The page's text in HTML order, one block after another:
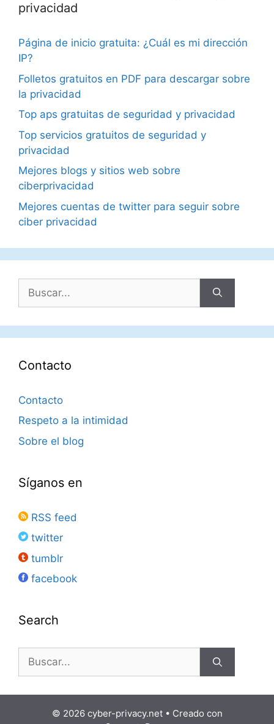
privacidad
Página de inicio gratuita: ¿Cuál es mi dirección
IP?
Folletos gratuitos en PDF para descargar sobre
la privacidad
Top aps gratuitas de seguridad y privacidad
Top servicios gratuitos de seguridad y
privacidad
Mejores blogs y sitios web sobre
ciberprivacidad
Mejores cuentas de twitter para seguir sobre
ciber privacidad
Contacto
Contacto
Respeto a la intimidad
Sobre el blog
Síganos en
RSS feed
twitter
tumblr
facebook
Search
Buscar:
© 2026 cyber-privacy.net• Creado con